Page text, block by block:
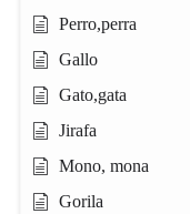
Perro,perra
Gallo
Gato,gata
Jirafa
Mono, mona
Gorila